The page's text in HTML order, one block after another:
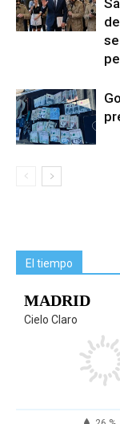
El tiempo
MADRID
Cielo Claro